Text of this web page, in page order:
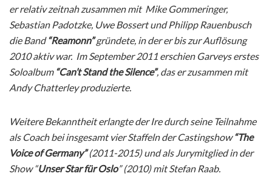
er relativ zeitnah zusammen mit Mike Gommeringer,
Sebastian Padotzke, Uwe Bossert und Philipp Rauenbusch
die Band“Reamonn”gründete, in der er bis zur Auflösung
2010 aktiv war. Im September 2011 erschien Garveys erstes
Soloalbum “Can’t Stand the Silence”, das er zusammen mit
Andy Chatterley produzierte.
Weitere Bekanntheit erlangte der Ire durch seine Teilnahme
als Coach bei insgesamt vier Staffeln der Castingshow“The
Voice of Germany”(2011-2015) und als Jurymitglied in der
Show “Unser Star für Oslo” (2010) mit Stefan Raab.